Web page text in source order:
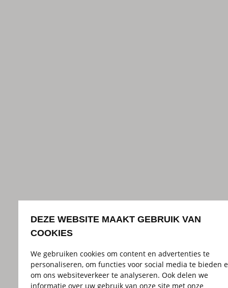
DEZE WEBSITE MAAKT GEBRUIK VAN
COOKIES
We gebruiken cookies om content en advertenties te
personaliseren, om functies voor social media te bieden
om ons websiteverkeer te analyseren. Ook delen we
informatie over uw gebruik van onze site met onze